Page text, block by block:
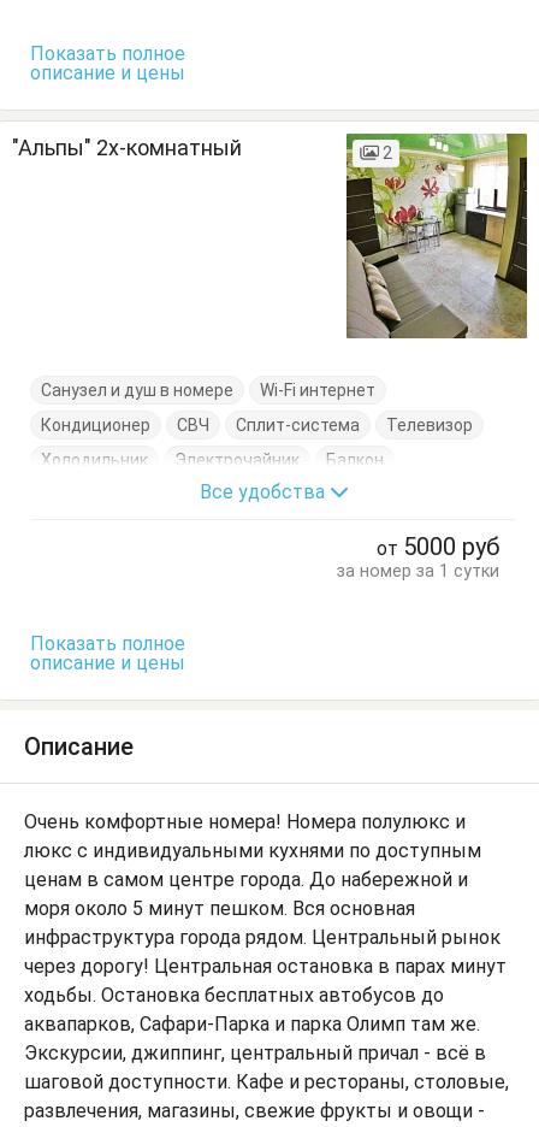
Показать полное
описание и цены
"Альпы" 2х-комнатный 2
Санузел и душ в номере
Wi-Fi интернет
Кондиционер
СВЧ Сплит-система
Телевизор
Холодильник
Электрочайник
Балкон
Кровать двуспальная
Все удобства
от 5000 руб
за номер за 1 сутки
Показать полное
описание и цены
Описание
Очень комфортные номера! Номера полулюкс и
люкс с индивидуальными кухнями по доступным
ценам в самом центре города. До набережной и
моря около 5 минут пешком. Вся основная
инфраструктура города рядом. Центральный рынок
через дорогу! Центральная остановка в парах минут
ходьбы. Остановка бесплатных автобусов до
аквапарков, Сафари-Парка и парка Олимп там же.
Экскурсии, джиппинг, центральный причал - всё в
шаговой доступности. Кафе и рестораны, столовые,
развлечения, магазины, свежие фрукты и овощи -